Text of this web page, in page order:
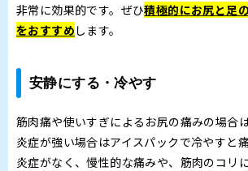
非常に効果的です。ぜひ積極的にお尻と足
をおすすめ します。
安静にする・冷やす
筋肉痛や使いすぎによるお尻の痛みの場合
炎症が強い場合はアイスパックで冷やすと
炎症がなく、慢性的な痛みや、筋肉のコリ